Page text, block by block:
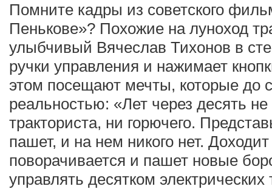
Помните кадры из советского
Пенькове»? Похожие на луноход
улыбчивый Вячеслав Тихонов в
ручки управления и нажимает
этом посещают мечты, которые до
реальностью: «Лет через десять
тракториста, ни горючего.
пашет, и на нем никого нет.
поворачивается и пашет новые
управлять десятком электрических